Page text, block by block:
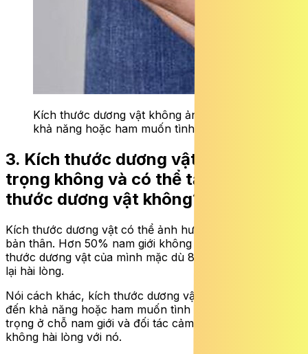
Kích thước dương vật không ảnh hưởng đến
khả năng hoặc ham muốn tình dục.
3. Kích thước dương vật có quan
trọng không và có thể tăng kích
thước dương vật không?
Kích thước dương vật có thể ảnh hưởng đến hình ảnh
bản thân. Hơn 50% nam giới không hài lòng với kích
thước dương vật của mình mặc dù 85% bạn tình của họ
lại hài lòng.
Nói cách khác, kích thước dương vật không ảnh hưởng
đến khả năng hoặc ham muốn tình dục. Nó chỉ quan
trọng ở chỗ nam giới và đối tác cảm thấy hài lòng hay
không hài lòng với nó.